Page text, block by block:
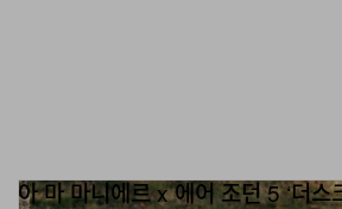
아 마 마니에르 x 에어 조던 5 ‘더스